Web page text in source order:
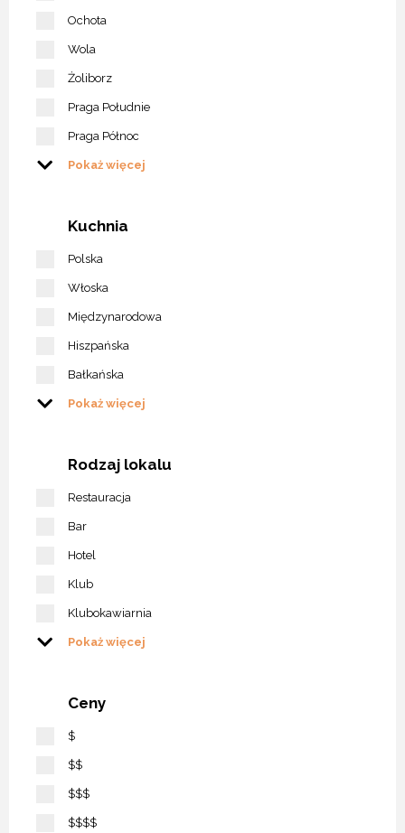
Ochota
Wola
Żoliborz
Praga Południe
Praga Północ
Pokaż więcej
Kuchnia
Polska
Włoska
Międzynarodowa
Hiszpańska
Bałkańska
Pokaż więcej
Rodzaj lokalu
Restauracja
Bar
Hotel
Klub
Klubokawiarnia
Pokaż więcej
Ceny
$
$$
$$$
$$$$